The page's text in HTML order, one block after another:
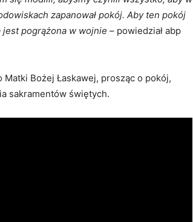
zapanował pokój. Aby ten pokój
jest pogrążona w wojnie – powiedział abp
Bożej Łaskawej, prosząc o pokój,
sakramentów świętych.